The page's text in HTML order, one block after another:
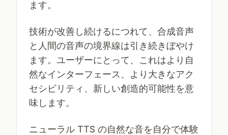
ます。
技術が改善し続けるにつれて、合成音声
と人間の音声の境界線は引き続きぼやけ
ます。ユーザーにとって、これはより自
然なインターフェース、より大きなアク
セシビリティ、新しい創造的可能性を意
味します。
ニューラル TTS の自然な音を自分で体験